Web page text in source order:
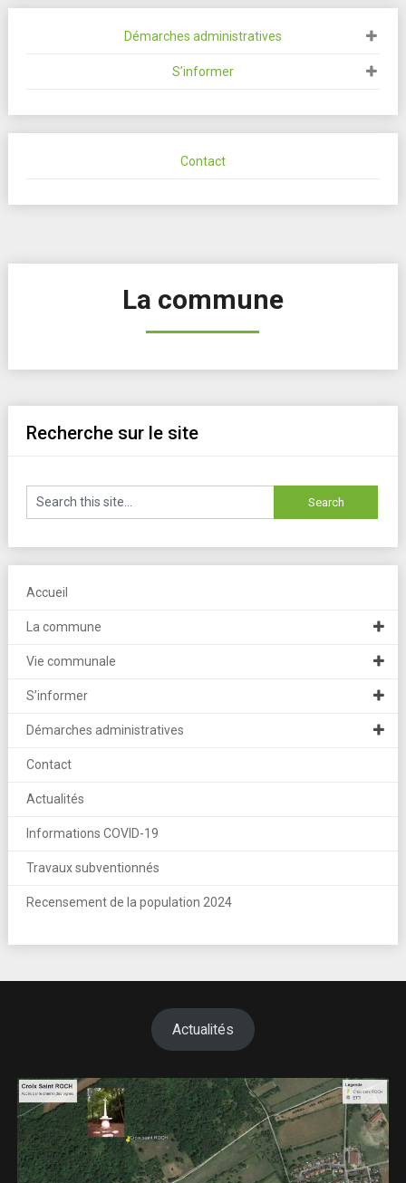
Démarches administratives
S’informer
Contact
La commune
Recherche sur le site
Accueil
La commune
Vie communale
S’informer
Démarches administratives
Contact
Actualités
Informations COVID-19
Travaux subventionnés
Recensement de la population 2024
Actualités